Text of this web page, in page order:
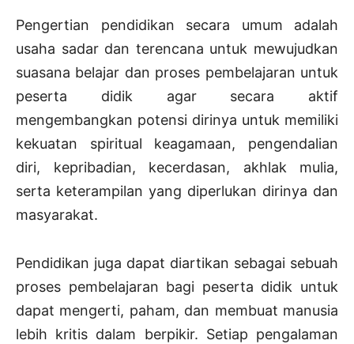
Pengertian pendidikan secara umum adalah
usaha sadar dan terencana untuk mewujudkan
suasana belajar dan proses pembelajaran untuk
peserta didik agar secara aktif
mengembangkan potensi dirinya untuk memiliki
kekuatan spiritual keagamaan, pengendalian
diri, kepribadian, kecerdasan, akhlak mulia,
serta keterampilan yang diperlukan dirinya dan
masyarakat.
Pendidikan juga dapat diartikan sebagai sebuah
proses pembelajaran bagi peserta didik untuk
dapat mengerti, paham, dan membuat manusia
lebih kritis dalam berpikir. Setiap pengalaman